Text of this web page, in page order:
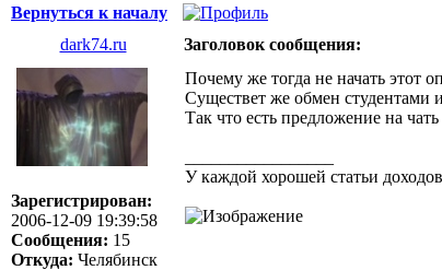
Вернуться к началу
dark74.ru
Заголовок сообщения:
Зарегистрирован:
2006-12-09 19:39:58
Сообщения: 15
Откуда: Челябинск
Почему же тогда не начать этот
Существет же обмен студентами
Так что есть предложение на
У каждой хорошей статьи